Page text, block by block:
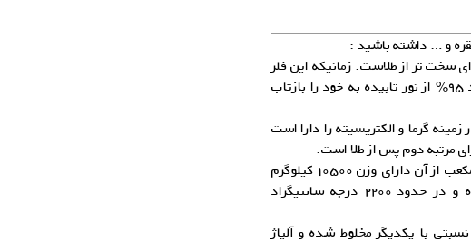
و … داشته باشید :
سخت تر از طلاست. زمانیکه این فلز
پرداخت شود، دارای درخشندگی می‌شود و می‌تواند ۹۵% از نور تابیده به خود را بازتاب
گرما و الکتریسیته را دارا است
مرتبه دوم پس از طلا است.
چگالی نقره ۱۰٫۵ برابر آب است، بصورتیکه یک متر مکعب از آن دارای وزن ۱۰۵۰۰ کیلوگرم
می‌باشد. نقره در ۹۶۱ درجه سانتیگراد ذوب شده و در حدود ۲۲۰۰ درجه سانتیگراد
با یکدیگر مخلوط شده و آلیاژ